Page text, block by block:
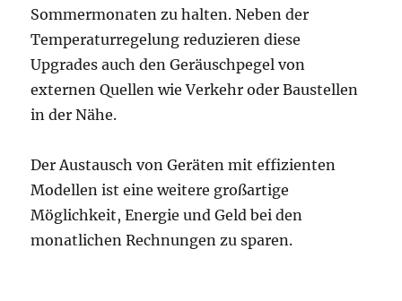
Sommermonaten zu halten. Neben der
Temperaturregelung reduzieren diese
Upgrades auch den Geräuschpegel von
externen Quellen wie Verkehr oder Baustellen
in der Nähe.
Der Austausch von Geräten mit effizienten
Modellen ist eine weitere großartige
Möglichkeit, Energie und Geld bei den
monatlichen Rechnungen zu sparen.